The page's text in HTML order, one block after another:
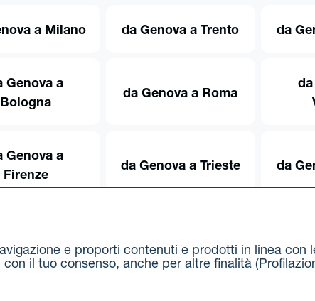
a Milano da Genova a Trento da
Genova a
Bologna
da Genova a Roma
da
Genova a
Firenze
da Genova a Trieste da
e proporti contenuti e prodotti in linea
il tuo consenso, anche per altre finalità